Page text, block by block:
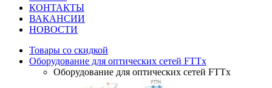
КОНТАКТЫ
ВАКАНСИИ
НОВОСТИ
Товары со скидкой
Оборудование для оптических сетей FTTx
Оборудование для оптических сетей FTTx